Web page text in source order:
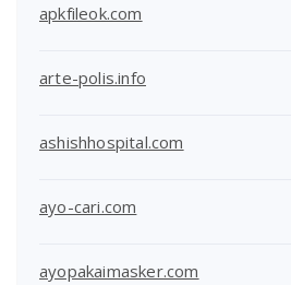
apkfileok.com
arte-polis.info
ashishhospital.com
ayo-cari.com
ayopakaimasker.com